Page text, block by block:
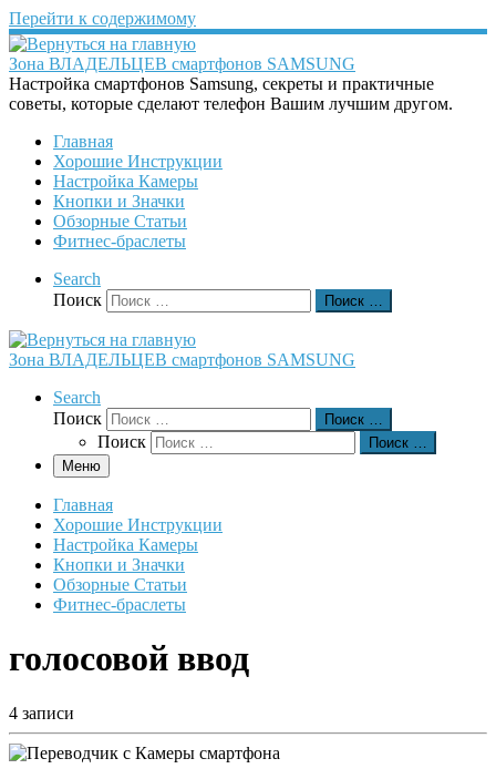
Перейти к содержимому
Зона ВЛАДЕЛЬЦЕВ смартфонов SAMSUNG
Настройка смартфонов Samsung, секреты и практичные
советы, которые сделают телефон Вашим лучшим другом.
Главная
Хорошие Инструкции
Настройка Камеры
Кнопки и Значки
Обзорные Статьи
Фитнес-браслеты
Search
Поиск
Поиск …
Зона ВЛАДЕЛЬЦЕВ смартфонов SAMSUNG
Search
Поиск
Поиск …
Поиск
Поиск …
Меню
Главная
Хорошие Инструкции
Настройка Камеры
Кнопки и Значки
Обзорные Статьи
Фитнес-браслеты
голосовой ввод
4 записи